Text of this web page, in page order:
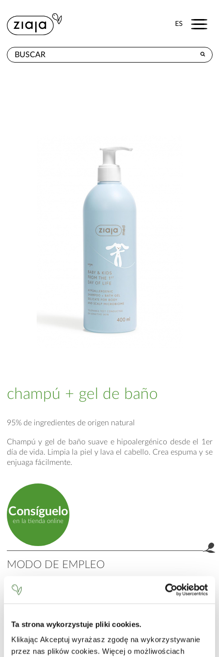
Ta strona wykorzystuje pliki cookies.
Klikając Akceptuj wyrażasz zgodę na wykorzystywanie
przez nas plików cookies. Więcej o możliwościach
ES Menu
champú + gel de baño
95% de ingredientes de origen natural
Champú y gel de baño suave e hipoalergénico desde el 1er
día de vida. Limpia la piel y lava el cabello. Crea espuma y se
enjuaga fácilmente.
Consíguelo
en la tienda online
MODO DE EMPLEO
piel humedecidos, masajear hasta obtener espuma. Enjuagar
enjuagar abundantemente con agua.
INCI